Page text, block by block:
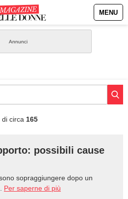
MENU
circa 165
possibili cause
sopraggiungere dopo un
Per saperne di più